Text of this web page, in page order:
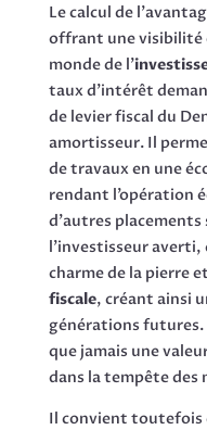
Le calcul de
offrant une visibilité
monde de l’
taux d’intérêt
de levier fiscal du
amortisseur. Il
de travaux en une
rendant l’opération
d’autres
l’investisseur averti,
charme de la pierre
fiscale, créant ainsi
générations futures.
que jamais une
dans la tempête des
Il convient toutefois